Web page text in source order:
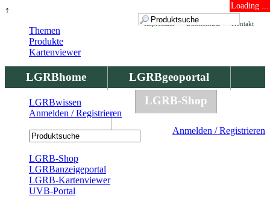
↑ Loading ...
Kontakt
Datenschutz
Impressum
LGRBhome
LGRBgeoportal
LGRBbohrungen
LGRB-Shop
Anmelden / Registrieren
Themen
Produkte
Kartenviewer
LGRBwissen
Anmelden / Registrieren
LGRB-Shop
LGRBanzeigeportal
LGRB-Kartenviewer
UVB-Portal